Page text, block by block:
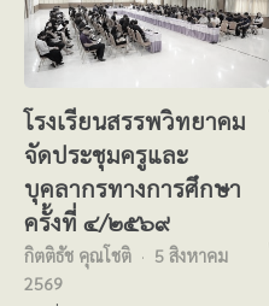
โรงเรียนสรรพวิทยาคม
จัดประชุมครูและ
บุคลากรทางการศึกษา
ครั้งที่ ๔/๒๕๖๙
กิตติธัช คุณโชติ
5 สิงหาคม
2569